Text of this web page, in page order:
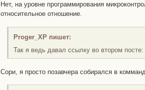
Нет, на уровне программирования
относительное отношение.
Proger_XP пишет:
Так я ведь давал ссылку во втором посте:
Сори, я просто позавчера собирался в